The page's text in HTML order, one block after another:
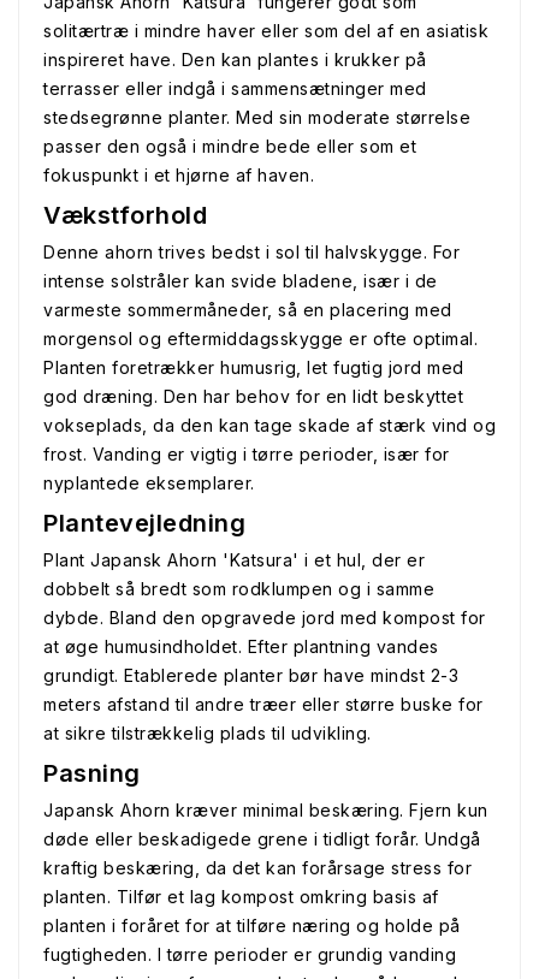
solitærtræ i mindre haver eller som del af en asiatisk
inspireret have. Den kan plantes i krukker på
terrasser eller indgå i sammensætninger med
stedsegrønne planter. Med sin moderate størrelse
passer den også i mindre bede eller som et
fokuspunkt i et hjørne af haven.
Vækstforhold
Denne ahorn trives bedst i sol til halvskygge. For
intense solstråler kan svide bladene, især i de
varmeste sommermåneder, så en placering med
morgensol og eftermiddagsskygge er ofte optimal.
Planten foretrækker humusrig, let fugtig jord med
god dræning. Den har behov for en lidt beskyttet
vokseplads, da den kan tage skade af stærk vind og
frost. Vanding er vigtig i tørre perioder, især for
nyplantede eksemplarer.
Plantevejledning
Plant Japansk Ahorn 'Katsura' i et hul, der er
dobbelt så bredt som rodklumpen og i samme
dybde. Bland den opgravede jord med kompost for
at øge humusindholdet. Efter plantning vandes
grundigt. Etablerede planter bør have mindst 2-3
meters afstand til andre træer eller større buske for
at sikre tilstrækkelig plads til udvikling.
Pasning
Japansk Ahorn kræver minimal beskæring. Fjern kun
døde eller beskadigede grene i tidligt forår. Undgå
kraftig beskæring, da det kan forårsage stress for
planten. Tilfør et lag kompost omkring basis af
planten i foråret for at tilføre næring og holde på
fugtigheden. I tørre perioder er grundig vanding